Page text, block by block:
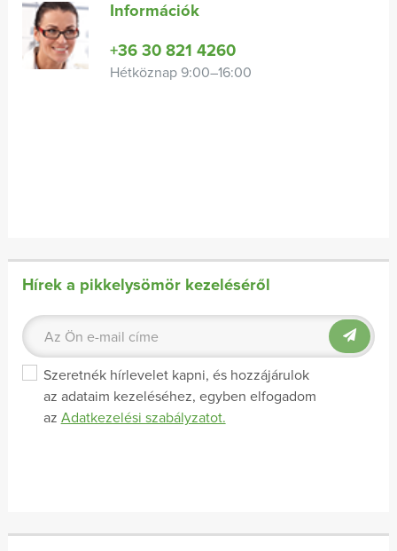
Információk
+36 30 821 4260
Hétköznap 9:00–16:00
Hírek a pikkelysömör kezeléséről
Szeretnék hírlevelet kapni, és hozzájárulok
az adataim kezeléséhez, egyben elfogadom
az Adatkezelési szabályzatot.